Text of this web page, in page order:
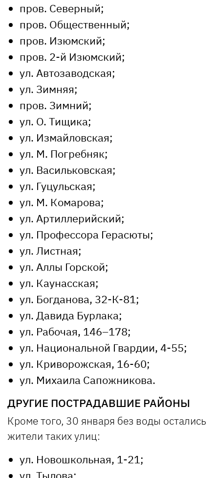
пров. Северный;
пров. Общественный;
пров. Изюмский;
пров. 2-й Изюмский;
ул. Автозаводская;
ул. Зимняя;
пров. Зимний;
ул. О. Тищика;
ул. Измайловская;
ул. М. Погребняк;
ул. Васильковская;
ул. Гуцульская;
ул. М. Комарова;
ул. Артиллерийский;
ул. Профессора Герасюты;
ул. Листная;
ул. Аллы Горской;
ул. Каунасская;
ул. Богданова, 32-К-81;
ул. Давида Бурлака;
ул. Рабочая, 146–178;
ул. Национальной Гвардии, 4-55;
ул. Криворожская, 16-60;
ул. Михаила Сапожникова.
ДРУГИЕ ПОСТРАДАВШИЕ РАЙОНЫ
Кроме того, 30 января без воды остались
жители таких улиц:
ул. Новошкольная, 1-21;
ул. Тылова;